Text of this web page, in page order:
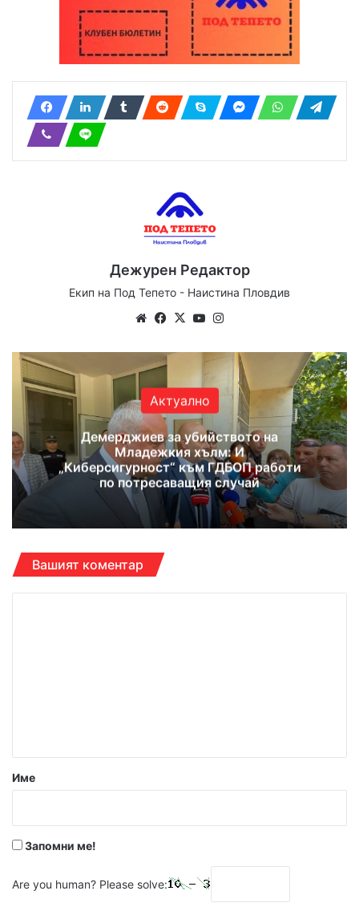
Дежурен Редактор
Екип на Под Тепето - Наистина Пловдив
WebsiteFacebook
X YouTube
Актуално
Демерджиев за убийството на
Младежкия хълм: И
„Киберсигурност“ към ГДБОП работи
по потресаващия случай
Вашият коментар
р
Име
Запомни ме!
Are you human? Please solve: